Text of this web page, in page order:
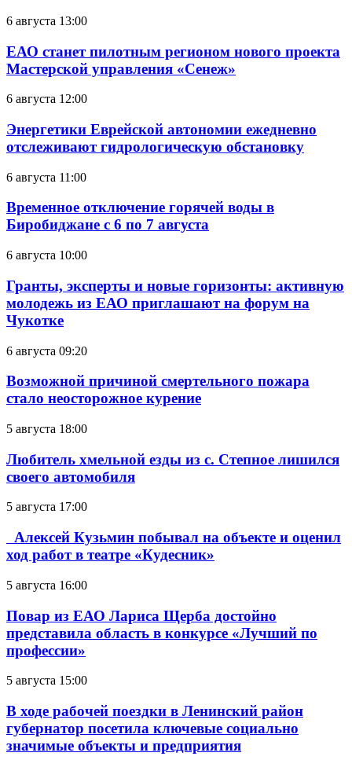
6 августа 13:00
ЕАО станет пилотным регионом нового проекта
Мастерской управления «Сенеж»
6 августа 12:00
Энергетики Еврейской автономии ежедневно
отслеживают гидрологическую обстановку
6 августа 11:00
Временное отключение горячей воды в
Биробиджане с 6 по 7 августа
6 августа 10:00
Гранты, эксперты и новые горизонты: активную
молодежь из ЕАО приглашают на форум на
Чукотке
6 августа 09:20
Возможной причиной смертельного пожара
стало неосторожное курение
5 августа 18:00
Любитель хмельной езды из с. Степное лишился
своего автомобиля
5 августа 17:00
Алексей Кузьмин побывал на объекте и оценил
ход работ в театре «Кудесник»
5 августа 16:00
Повар из ЕАО Лариса Щерба достойно
представила область в конкурсе «Лучший по
профессии»
5 августа 15:00
В ходе рабочей поездки в Ленинский район
губернатор посетила ключевые социально
значимые объекты и предприятия